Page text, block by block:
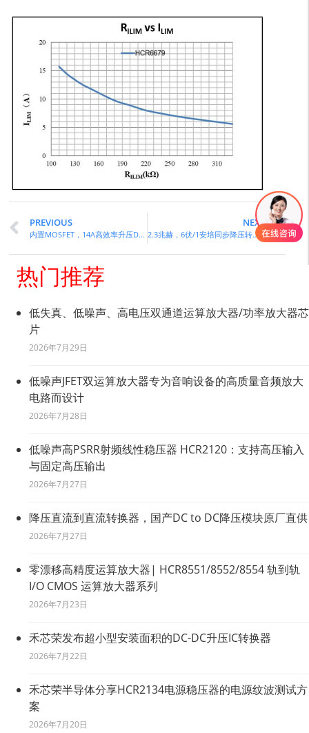
PREVIOUS
内置MOSFET，14A高效率升压DC转DC转换器
NEXT
2.3兆赫，6伏/1安培同步降压转换器
热门推荐
低失真、低噪声、高电压双通道运算放大器/功率放大器芯
片
2026年7月29日
低噪声JFET双运算放大器专为音响设备的高质量音频放大
电路而设计
2026年7月28日
低噪声高PSRR射频线性稳压器 HCR2120：支持高压输入
与固定高压输出
2026年7月27日
降压直流到直流转换器，国产DC to DC降压模块原厂直供
2026年7月27日
零漂移高精度运算放大器| HCR8551/8552/8554 轨到轨
I/O CMOS 运算放大器系列
2026年7月23日
禾芯荣发布超小型安装面积的DC-DC升压IC转换器
2026年7月22日
禾芯荣半导体分享HCR2134电源稳压器的电源纹波测试方
案
2026年7月20日